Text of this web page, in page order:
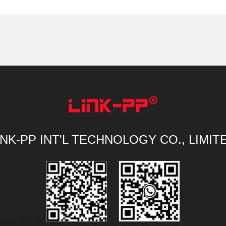
PP INT'L TECHNOLOGY CO.,